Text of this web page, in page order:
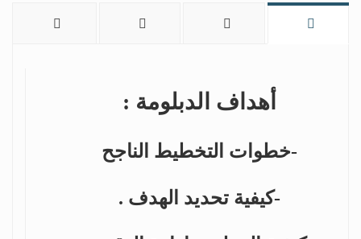
أهداف الدبلومة :
-خطوات التخطيط الناجح
-كيفية تحديد الهدف .